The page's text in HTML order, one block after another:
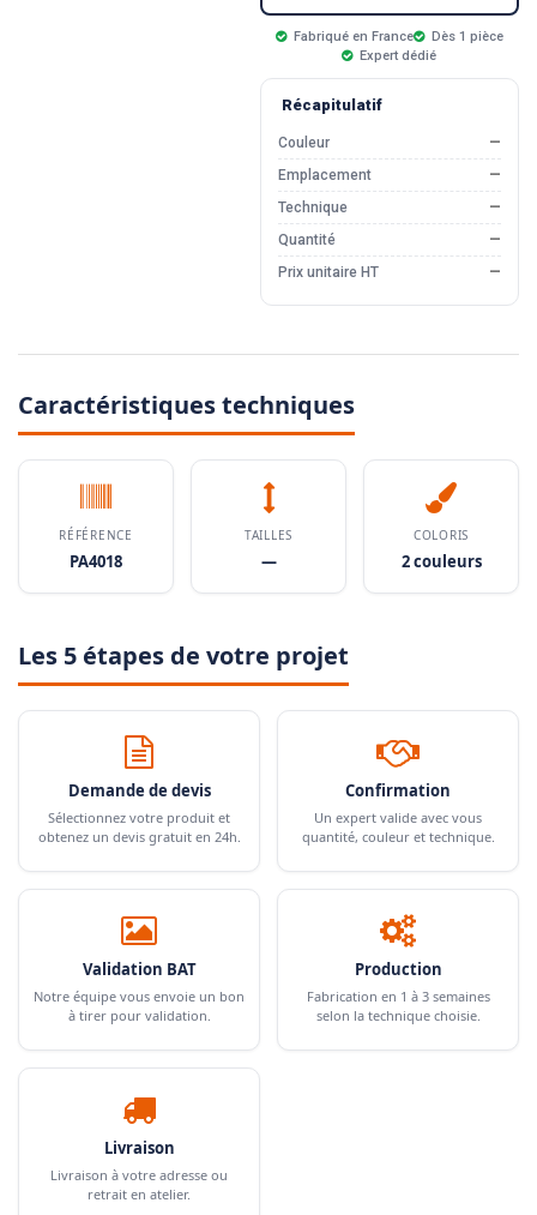
Fabriqué en France
Dès 1 pièce
Expert dédié
Récapitulatif
Couleur
—
Emplacement
—
Technique
—
Quantité
—
Prix unitaire HT
—
Caractéristiques techniques
RÉFÉRENCE
PA4018
TAILLES
—
COLORIS
2 couleurs
Les 5 étapes de votre projet
Demande de devis
Sélectionnez votre produit et
obtenez un devis gratuit en 24h.
Confirmation
Un expert valide avec vous
quantité, couleur et technique.
Validation BAT
Notre équipe vous envoie un bon
à tirer pour validation.
Production
Fabrication en 1 à 3 semaines
selon la technique choisie.
Livraison
Livraison à votre adresse ou
retrait en atelier.